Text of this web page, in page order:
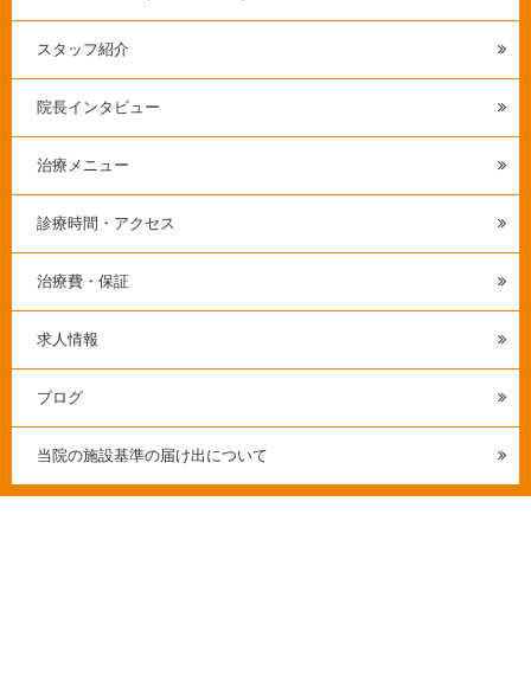
スタッフ紹介
院長インタビュー
治療メニュー
診療時間・アクセス
治療費・保証
求人情報
ブログ
当院の施設基準の届け出について